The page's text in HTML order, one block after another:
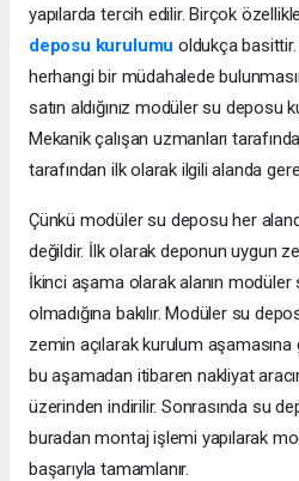
yapılarda tercih edilir. Birçok
deposu kurulumu oldukça
herhangi bir müdahalede
satın aldığınız modüler su deposu
Mekanik çalışan uzmanları
tarafından ilk olarak ilgili alanda
Çünkü modüler su deposu her
değildir. İlk olarak deponun uygun
İkinci aşama olarak alanın
olmadığına bakılır. Modüler su
zemin açılarak kurulum
bu aşamadan itibaren nakliyat
üzerinden indirilir. Sonrasında su
buradan montaj işlemi yapılarak
başarıyla tamamlanır.